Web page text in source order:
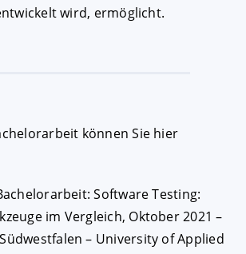
wird, ermöglicht.
können Sie hier
Software Testing:
im Vergleich, Oktober 2021 –
– University of Applied